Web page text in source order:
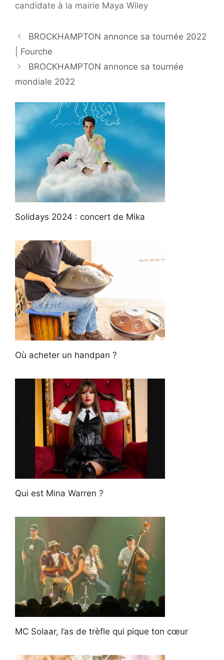
BROCKHAMPTON annonce sa tournée 2022
| Fourche
BROCKHAMPTON annonce sa tournée
mondiale 2022
Solidays 2024 : concert de Mika
Où acheter un handpan ?
Qui est Mina Warren ?
MC Solaar, l’as de trèfle qui pique ton cœur